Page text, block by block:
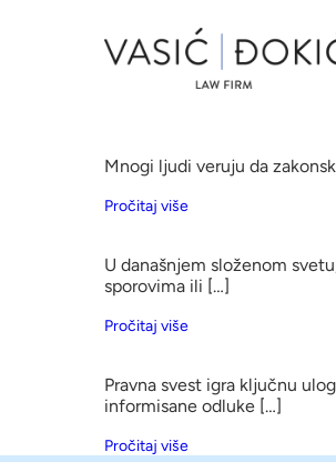
Mnogi ljudi veruju da
Pročitaj više
U današnjem složenom
sporovima ili […]
Pročitaj više
Pravna svest igra ključnu
informisane odluke […]
Pročitaj više